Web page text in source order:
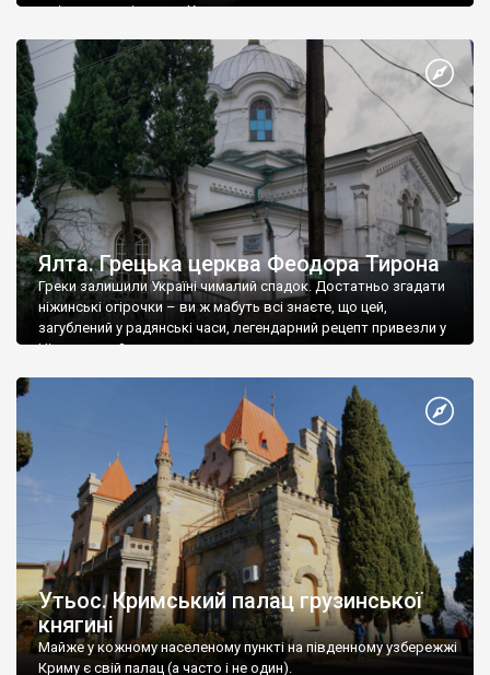
є відданими вірянами Христа
Ялта. Грецька церква Феодора Тирона
Греки залишили Україні чималий спадок. Достатньо згадати
ніжинські огірочки – ви ж мабуть всі знаєте, що цей,
загублений у радянські часи, легендарний рецепт привезли у
Ніжин греки?
Утьос. Кримський палац грузинської
княгині
Майже у кожному населеному пункті на південному узбережжі
Криму є свій палац (а часто і не один).